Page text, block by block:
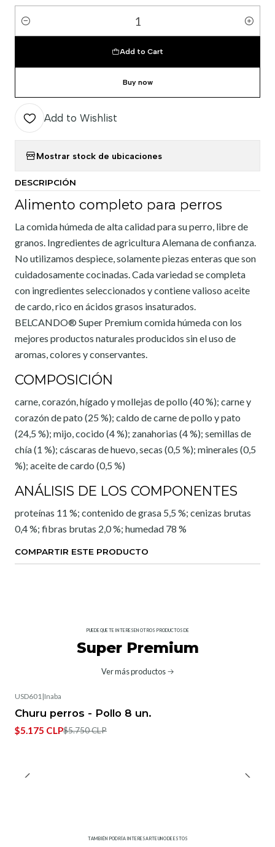
Quantity
Add to Cart
Buy now
Add to Wishlist
Mostrar stock de ubicaciones
DESCRIPCIÓN
Alimento completo para perros
La comida húmeda de alta calidad para su perro, libre de
granos. Ingredientes de agricultura Alemana de confianza.
No utilizamos despiece, solamente piezas enteras que son
cuidadosamente cocinadas. Cada variedad se completa
con ingredientes seleccionados y contiene valioso aceite
de cardo, rico en ácidos grasos insaturados.
BELCANDO®️ Super Premium comida húmeda con los
mejores productos naturales producidos sin el uso de
aromas, colores y conservantes.
COMPOSICIÓN
carne, corazón, hígado y mollejas de pollo (40 %); carne y
corazón de pato (25 %); caldo de carne de pollo y pato
(24,5 %); mijo, cocido (4 %); zanahorias (4 %); semillas de
chía (1 %); cáscaras de huevo, secas (0,5 %); minerales (0,5
%); aceite de cardo (0,5 %)
ANÁLISIS DE LOS COMPONENTES
proteínas 11 %; contenido de grasa 5,5 %; cenizas brutas
0,4 %; fibras brutas 2,0 %; humedad 78 %
COMPARTIR ESTE PRODUCTO
PUEDE QUE TE INTERESEN OTROS PRODUCTOS DE
Super Premium
Ver más productos
USD601|Inaba
Churu perros - Pollo 8 un.
$5.175 CLP$5.750 CLP
TAMBIÉN PODRÍA INTERESARTE UNO DE ESTOS